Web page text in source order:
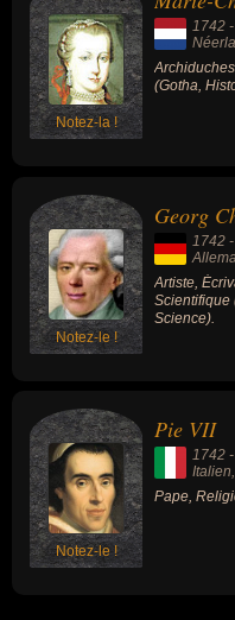
nationalités au moment de
néerlandais, allemand ou
Notez-la !
1742 -
(Gotha,
Notez-le !
Georg
1742 -
Artiste,
Scientifique
Science).
Notez-le !
Pie VII
1742 -
Italien
Pape,